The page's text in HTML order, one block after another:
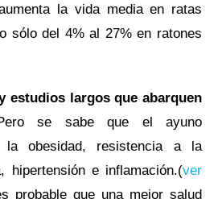
la vida media en ratas
sólo del 4% al 27% en ratones
estudios largos que abarquen
se sabe que el ayuno
la obesidad, resistencia a la
hipertensión e inflamación.(ver
probable que una mejor salud